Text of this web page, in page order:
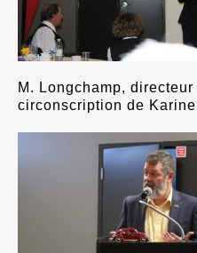
M. Longchamp,
circonscription de